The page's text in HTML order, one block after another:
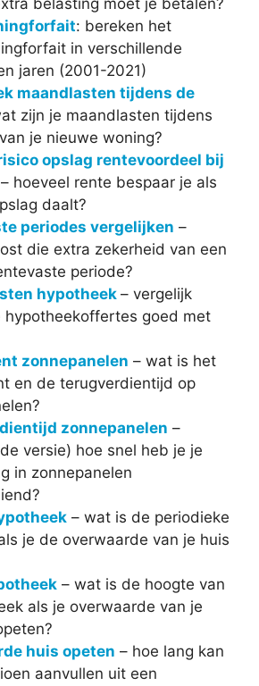
belasting moet je betalen?
: bereken het
in verschillende
jaren (2001-2021)
maandlasten tijdens de
zijn je maandlasten tijdens
je nieuwe woning?
opslag rentevoordeel bij
– hoeveel rente bespaar je als
daalt?
periodes vergelijken –
die extra zekerheid van een
periode?
hypotheek– vergelijk
hypotheekoffertes goed met
zonnepanelen – wat is het
en de terugverdientijd op
zonnepanelen –
versie) hoe snel heb je je
in zonnepanelen
– wat is de periodieke
je de overwaarde van je huis
– wat is de hoogte van
als je overwaarde van je
huis opeten – hoe lang kan
aanvullen uit een